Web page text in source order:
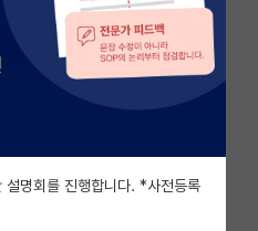
설명회를 진행합니다. *사전등록